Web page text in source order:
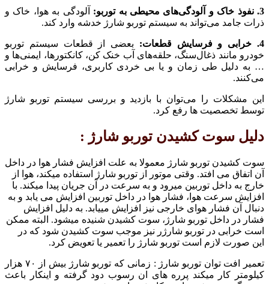
3. نفوذ خاک و آلودگی‌های محیطی به توربو:
آلودگی به هوا، خاک و
ذرات جامد می‌تواند به سیستم توربو شارژ خدشه وارد کند.
4. خرابی و فرسایش قطعات:
بعضی از قطعات سیستم توربو
خودرو مانند ذغال‌سنگ، حلقه‌های آب خنک کن، کانکتورها، ایمنی‌ها و
… به دلیل طی زمان و یا بی خردی کاربری، فرسایش و خرابی
می‌کنند.
این مشکلات را می‌توان با بازدید و بررسی سیستم توربو شارژ
توسط تخصصیت ها رفع کرد.
دلیل سوت کشیدن توربو شارژ :
سوت کشیدن توربو شارژ معمولا به علت افزایش فشار هوا در داخل
آن اتفاق می افتد. وقتی موتور از توربو شارژ استفاده میکند، هوا از
خارج به داخل توربین میرود و به سرعت در آن جریان پیدا میکند. با
افزایش سرعت هوا، فشار هوا در داخل توربین افزایش می یابد و به
دنبال آن فشار هوای خارجی نیز افزایش مییابد. به دلیل افزایش
فشار در داخل توربو شارژ، سوت کشیدن شنیده میشود. البته ممکن
است خرابی در توربو شارژر نیز موجب سوت کشیدن شود که در
این صورت لازم است توربو شارژ را تعمیر یا تعویض کرد.
تعمیر افت توان توربو شارژ : زمانی که توربو شارژ بیش از ۷۰ هزار
کیلومتر کار میکند پرره های ان رسوب دود گرفته و اینکار باعث